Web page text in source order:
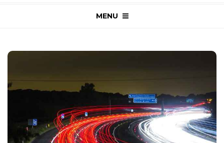
MENU